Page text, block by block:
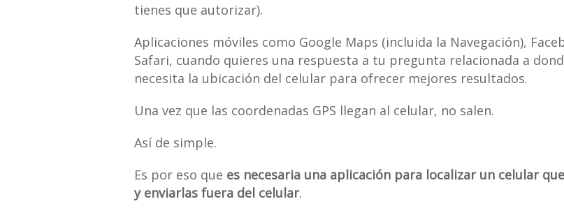
tienes que autorizar).
Aplicaciones móviles como Google Maps (incluida la Navegación),
Safari, cuando quieres una respuesta a tu pregunta relacionada a
necesita la ubicación del celular para ofrecer mejores resultados.
Una vez que las coordenadas GPS llegan al celular, no salen.
Así de simple.
Es por eso que es necesaria una aplicación para localizar un celular
y enviarlas fuera del celular.